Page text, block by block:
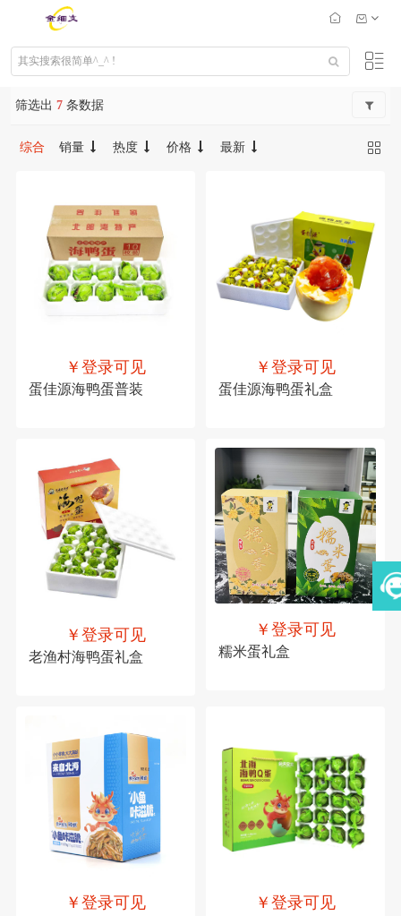
筛选出 7 条数据
综合 销量 热度 价格 最新
￥登录可见
蛋佳源海鸭蛋普装
￥登录可见
蛋佳源海鸭蛋礼盒
￥登录可见
老渔村海鸭蛋礼盒
￥登录可见
糯米蛋礼盒
￥登录可见 ￥登录可见